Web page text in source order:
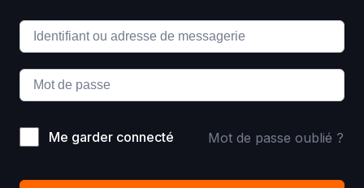
Me garder connecté Mot de passe oublié ?